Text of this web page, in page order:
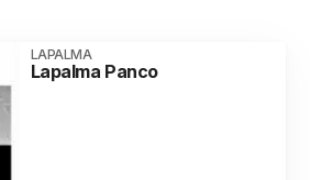
LAPALMA
Lapalma Panco